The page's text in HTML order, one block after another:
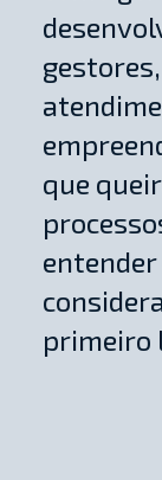
que
primeiro